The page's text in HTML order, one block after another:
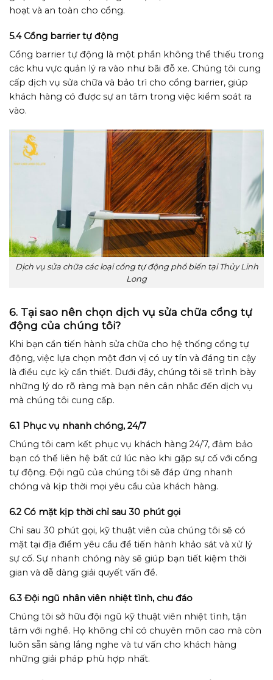
hoạt và an toàn cho cổng.
5.4 Cổng barrier tự động
Cổng barrier tự động là một phần không thể thiếu trong
các khu vực quản lý ra vào như bãi đỗ xe. Chúng tôi cung
cấp dịch vụ sửa chữa và bảo trì cho cổng barrier, giúp
khách hàng có được sự an tâm trong việc kiểm soát ra
vào.
Dịch vụ sửa chữa các loại cổng tự động phổ biến tại Thủy Linh
Long
6. Tại sao nên chọn dịch vụ sửa chữa cổng tự
động của chúng tôi?
Khi bạn cần tiến hành sửa chữa cho hệ thống cổng tự
động, việc lựa chọn một đơn vị có uy tín và đáng tin cậy
là điều cực kỳ cần thiết. Dưới đây, chúng tôi sẽ trình bày
những lý do rõ ràng mà bạn nên cân nhắc đến dịch vụ
mà chúng tôi cung cấp.
6.1 Phục vụ nhanh chóng, 24/7
Chúng tôi cam kết phục vụ khách hàng 24/7, đảm bảo
bạn có thể liên hệ bất cứ lúc nào khi gặp sự cố với cổng
tự động. Đội ngũ của chúng tôi sẽ đáp ứng nhanh
chóng và kịp thời mọi yêu cầu của khách hàng.
6.2 Có mặt kịp thời chỉ sau 30 phút gọi
Chỉ sau 30 phút gọi, kỹ thuật viên của chúng tôi sẽ có
mặt tại địa điểm yêu cầu để tiến hành khảo sát và xử lý
sự cố. Sự nhanh chóng này sẽ giúp bạn tiết kiệm thời
gian và dễ dàng giải quyết vấn đề.
6.3 Đội ngũ nhân viên nhiệt tình, chu đáo
Chúng tôi sở hữu đội ngũ kỹ thuật viên nhiệt tình, tận
tâm với nghề. Họ không chỉ có chuyên môn cao mà còn
luôn sẵn sàng lắng nghe và tư vấn cho khách hàng
những giải pháp phù hợp nhất.